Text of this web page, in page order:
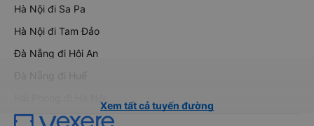
Hà Nội đi Sa Pa
Hà Nội đi Tam Đảo
Đà Nẵng đi Hội An
Đà Nẵng đi Huế
Xem tất cả tuyến đường